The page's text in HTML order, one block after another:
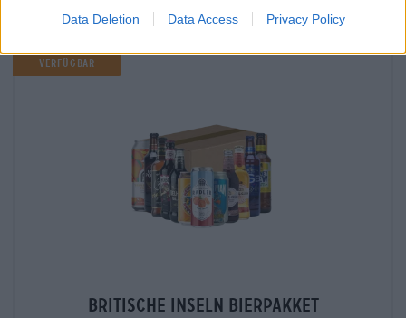
Data Deletion Data Access Privacy Policy
verfügbar
britische inseln Bierpakket